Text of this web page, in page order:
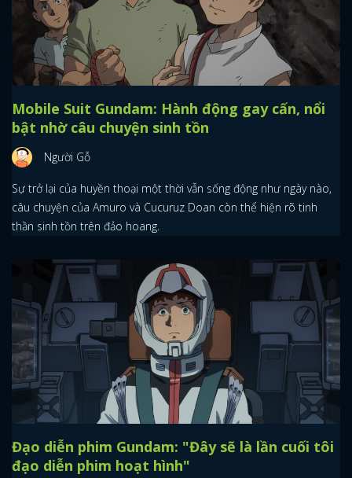
Mobile Suit Gundam: Hành động gay cấn, nổi
bật nhờ câu chuyện sinh tồn
Người Gỗ
Sự trở lại của huyền thoại một thời vẫn sống động như ngày nào,
câu chuyện của Amuro và Cucuruz Doan còn thể hiện rõ tinh
thần sinh tồn trên đảo hoang.
Đạo diễn phim Gundam: "Đây sẽ là lần cuối tôi
đạo diễn phim hoạt hình"